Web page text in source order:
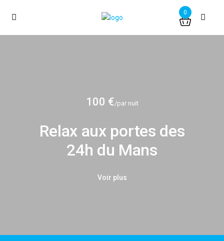
0
100 €/par nuit
Relax aux portes des
24h du Mans
Voir plus